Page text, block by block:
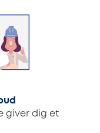
giver dig et